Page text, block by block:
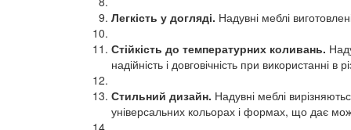
Легкість у догляді. Надувні меблі
Стійкість до температурних коливань.
надійність і довговічність при використанні в
Стильний дизайн. Надувні меблі
універсальних кольорах і формах, що дає